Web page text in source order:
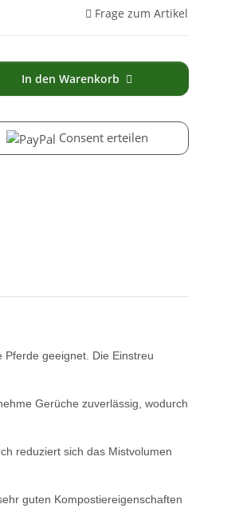
Frage zum Artikel
In den Warenkorb
Consent erteilen
geeignet. Die Einstreu
Gerüche zuverlässig, wodurch
reduziert sich das Mistvolumen
guten Kompostiereigenschaften